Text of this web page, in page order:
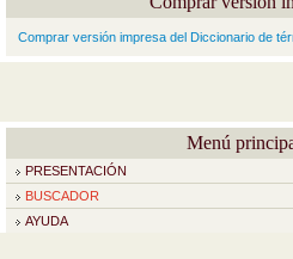
Comprar versión impresa del Diccionario de
Menú
PRESENTACIÓN
BUSCADOR
AYUDA